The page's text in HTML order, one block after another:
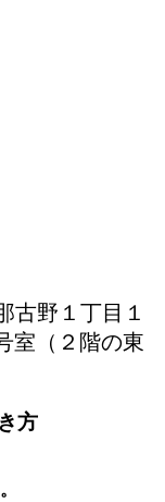
古野１丁目１
室（２階の東
方